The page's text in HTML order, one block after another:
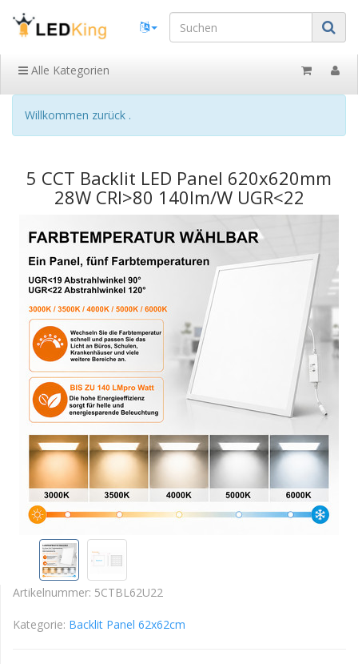
Alle Kategorien
Willkommen zurück .
5 CCT Backlit LED Panel 620x620mm
28W CRI>80 140lm/W UGR<22
Artikelnummer: 5CTBL62U22
Kategorie: Backlit Panel 62x62cm